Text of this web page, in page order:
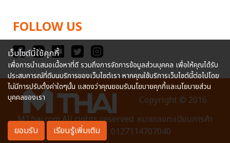
FOLLOW US
Copyright © 2016
MThai.com All rights reserved. หมายเลขทะเบียนการค้า
อิเล็กทรอนิกส์ : 0127114707040
เว็บไซต์นี้ใช้คุกกี้
เพื่อการนำเสนอเนื้อหาที่ดี รวมถึงการจัดการข้อมูลส่วนบุคคล เพื่อให้คุณได้รับ
ประสบการณ์ที่ดีบนบริการของเว็บไซต์เรา หากคุณใช้บริการเว็บไซต์นี้ต่อไปโดย
ไม่มีการปรับตั้งค่าใดๆนั้น แสดงว่าคุณยอมรับนโยบายคุกกี้และนโยบายส่วน
บุคคลของเรา
ยอมรับ เรียนรู้เพิ่มเติม